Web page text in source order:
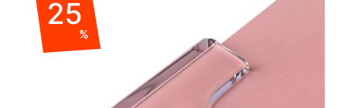
250 ден.
25
%